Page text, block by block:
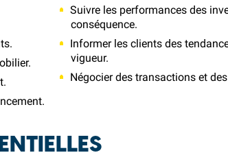
Suivre les performances des
conséquence.
Informer les clients des
vigueur.
Négocier des transactions et